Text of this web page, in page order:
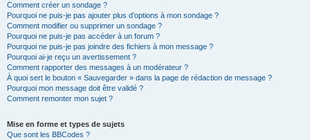
Comment créer un sondage ?
Pourquoi ne puis-je pas ajouter plus d’options à mon sondage ?
Comment modifier ou supprimer un sondage ?
Pourquoi ne puis-je pas accéder à un forum ?
Pourquoi ne puis-je pas joindre des fichiers à mon message ?
Pourquoi ai-je reçu un avertissement ?
Comment rapporter des messages à un modérateur ?
À quoi sert le bouton « Sauvegarder » dans la page de rédaction de message ?
Pourquoi mon message doit être validé ?
Comment remonter mon sujet ?
Mise en forme et types de sujets
Que sont les BBCodes ?